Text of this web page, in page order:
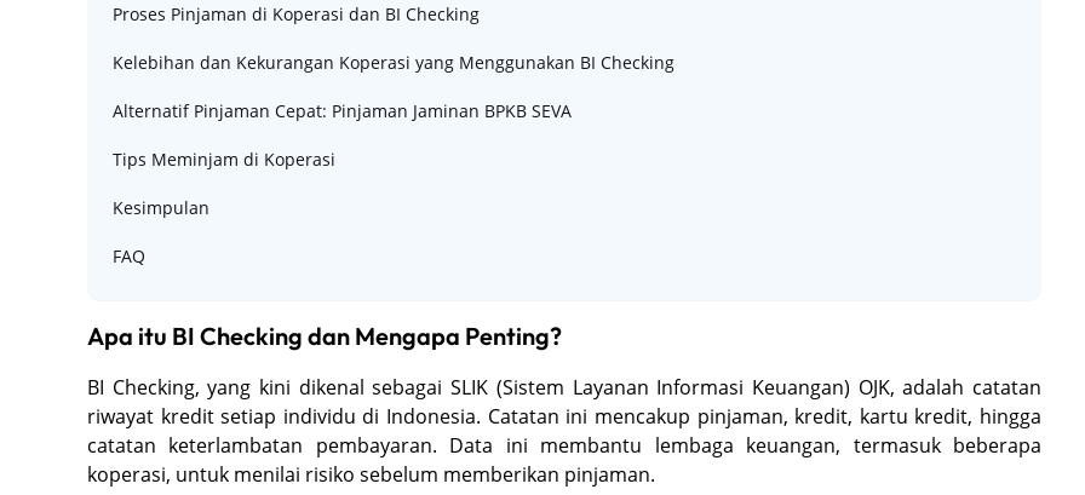
Proses Pinjaman di Koperasi dan BI Checking
Kelebihan dan Kekurangan Koperasi yang Menggunakan BI Checking
Alternatif Pinjaman Cepat: Pinjaman Jaminan BPKB SEVA
Tips Meminjam di Koperasi
Kesimpulan
FAQ
Apa itu BI Checking dan Mengapa Penting?
BI Checking, yang kini dikenal sebagai SLIK (Sistem Layanan Informasi Keuangan) OJK, adalah catatan
riwayat kredit setiap individu di Indonesia. Catatan ini mencakup pinjaman, kredit, kartu kredit, hingga
catatan keterlambatan pembayaran. Data ini membantu lembaga keuangan, termasuk beberapa
koperasi, untuk menilai risiko sebelum memberikan pinjaman.